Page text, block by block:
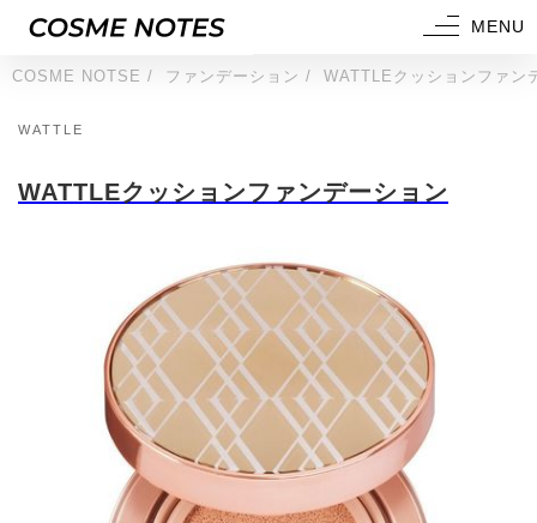
MENU
COSME NOTSE ファンデーション WATTLEクッションファン
WATTLE
WATTLEクッションファンデーション